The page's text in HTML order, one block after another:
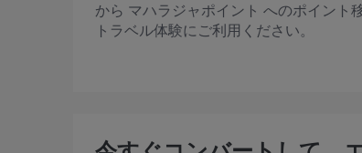
から マハラジャポイント へのポイント
トラベル体験にご利用ください。